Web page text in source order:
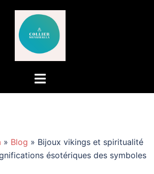
» Blog » Bijoux vikings et spiritualité
ésotériques des symboles